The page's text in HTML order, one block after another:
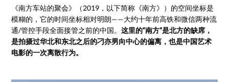
《南方车站的聚会》（2019，以下简称《南方》）的空间坐标是
模糊的，它的时间坐标相对明朗——大约十年前高铁和微信两种流
通/管控手段全面接管之前的中国。这里的“南方”是北方的缺席，
是拍摄过华北和东北之后的刁亦男向中心的偏离，也是中国艺术
电影的一次离散行为。